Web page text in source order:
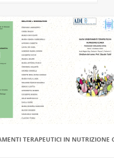
TERAPEUTICI IN NUTRIZIONE